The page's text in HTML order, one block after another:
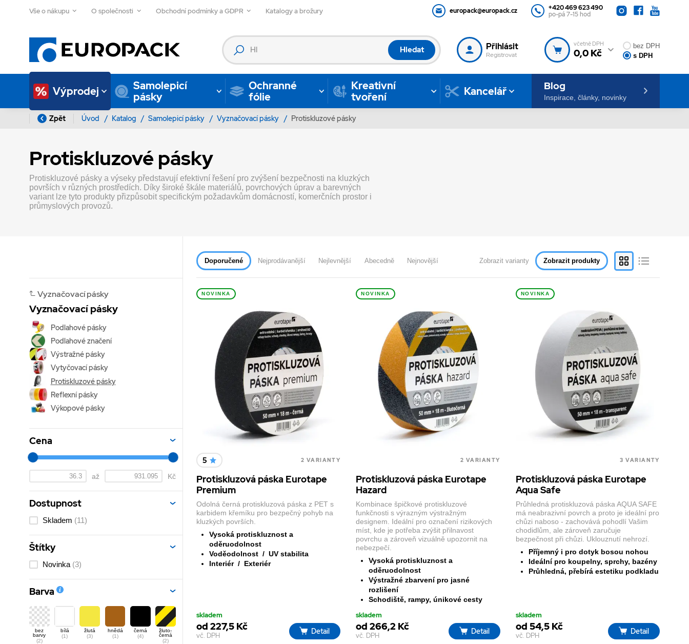
Vše o nákupu O společnosti Obchodní podmínky a GDPR Katalogy a brožury europack@europack.cz
+420 469 623 490
po-pá 7-15 hod
Hledat Přihlásit
Registrovat
včetně DPH
0,0 Kč
bez DPH
s DPH
Výprodej
Samolepicí
pásky
Ochranné
fólie
Kreativní
tvoření
Kancelář Blog
Inspirace, články, novinky
Zpět Úvod / Katalog / Samolepicí pásky / Vyznačovací pásky / Protiskluzové pásky
Protiskluzové pásky
Protiskluzové pásky a výseky představují efektivní řešení pro zvýšení bezpečnosti na kluzkých
površích v různých prostředích. Díky široké škále materiálů, povrchových úprav a barevných
variant lze tyto produkty přizpůsobit specifickým požadavkům domácností, komerčních prostor i
průmyslových provozů.
Vyznačovací pásky
Vyznačovací pásky
Podlahové pásky
Podlahové značení
Výstražné pásky
Vytyčovací pásky
Protiskluzové pásky
Reflexní pásky
Výkopové pásky
Cena
až Kč
Dostupnost
Skladem (11)
Štítky
Novinka (3)
Barva
bez
barvy
(2)
bílá
(1)
žlutá
(3)
hnědá
(1)
černá
(4)
žluto-
černá
(2)
Doporučené Nejprodávanější Nejlevnější Abecedně Nejnovější Zobrazit varianty Zobrazit produkty
NOVINKA
5 2 VARIANTY
Protiskluzová páska Eurotape
Premium
Odolná černá protiskluzová páska z PET s
karbidem křemíku pro bezpečný pohyb na
kluzkých površích.
Vysoká protiskluznost a
oděruodolnost
Voděodolnost / UV stabilita
Interiér / Exteriér
skladem
od 227,5 Kč
vč. DPH Detail
NOVINKA
2 VARIANTY
Protiskluzová páska Eurotape
Hazard
Kombinace špičkové protiskluzové
funkčnosti s výrazným výstražným
designem. Ideální pro označení rizikových
míst, kde je potřeba zvýšit přilnavost
povrchu a zároveň vizuálně upozornit na
nebezpečí.
Vysoká protiskluznost a
oděruodolnost
Výstražné zbarvení pro jasné
rozlišení
Schodiště, rampy, únikové cesty
skladem
od 266,2 Kč
vč. DPH Detail
NOVINKA
3 VARIANTY
Protiskluzová páska Eurotape
Aqua Safe
Průhledná protiskluzová páska AQUA SAFE
má neabrazivní povrch a proto je ideální pro
chůzi naboso - zachovává pohodlí Vašim
chodidlům, ale zároveň zaručuje
bezpečnost při chůzi. Uklouznutí nehrozí.
Příjemný i pro dotyk bosou nohou
Ideální pro koupelny, sprchy, bazény
Průhledná, přebírá estetiku podkladu
skladem
od 54,5 Kč
vč. DPH Detail